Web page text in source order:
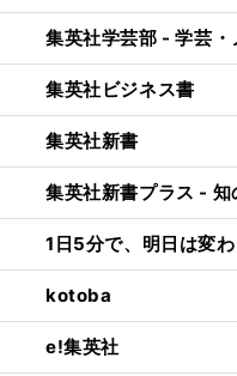
集英社学芸部 - 学芸
集英社ビジネス書
集英社新書
集英社新書プラス - 知
1日5分で、明日は変
kotoba
e!集英社